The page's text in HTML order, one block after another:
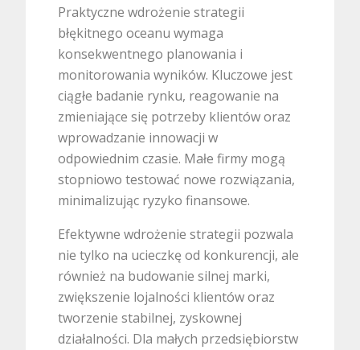
Praktyczne wdrożenie strategii
błękitnego oceanu wymaga
konsekwentnego planowania i
monitorowania wyników. Kluczowe jest
ciągłe badanie rynku, reagowanie na
zmieniające się potrzeby klientów oraz
wprowadzanie innowacji w
odpowiednim czasie. Małe firmy mogą
stopniowo testować nowe rozwiązania,
minimalizując ryzyko finansowe.
Efektywne wdrożenie strategii pozwala
nie tylko na ucieczkę od konkurencji, ale
również na budowanie silnej marki,
zwiększenie lojalności klientów oraz
tworzenie stabilnej, zyskownej
działalności. Dla małych przedsiębiorstw